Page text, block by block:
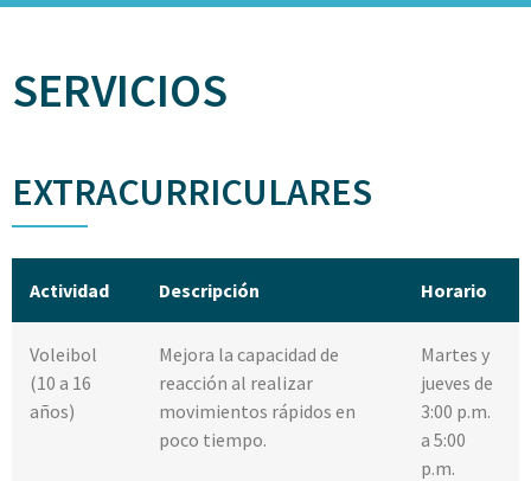
SERVICIOS
EXTRACURRICULARES
Actividad Descripción Horario
Voleibol
(10 a 16
años)
Mejora la capacidad de
reacción al realizar
movimientos rápidos en
poco tiempo.
Martes y
jueves de
3:00 p.m.
a 5:00
p.m.